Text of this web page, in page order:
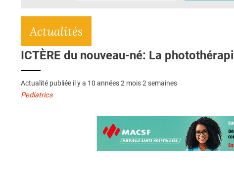
Actualités
ICTÈRE du nouveau-né: La
Actualité publiée il y a 10 années 2 mois 2 semaines
Pediatrics